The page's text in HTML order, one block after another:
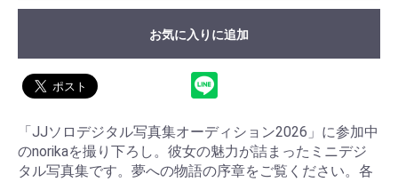
お気に入りに追加
「JJソロデジタル写真集オーディション2026」に参加中
のnorikaを撮り下ろし。彼女の魅力が詰まったミニデジ
タル写真集です。夢への物語の序章をご覧ください。各